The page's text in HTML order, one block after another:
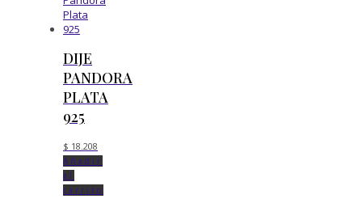
DIJE
PANDORA
PLATA
925
$ 18.208
Añadir
al
carrito